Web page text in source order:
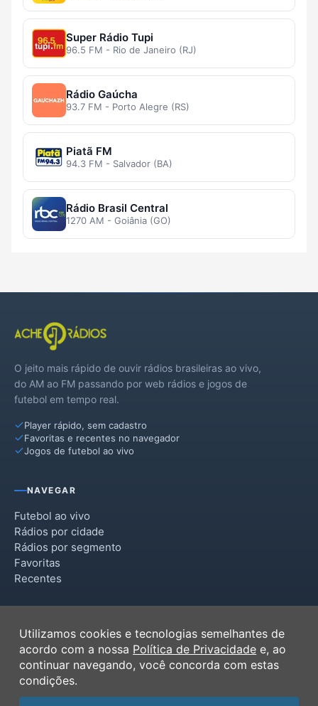
Super Rádio Tupi
96.5 FM - Rio de Janeiro (RJ)
Rádio Gaúcha
93.7 FM - Porto Alegre (RS)
Piatã FM
94.3 FM - Salvador (BA)
Rádio Brasil Central
1270 AM - Goiânia (GO)
O jeito mais rápido de ouvir rádios brasileiras ao vivo,
do AM ao FM passando por web rádios e jogos de
futebol em tempo real.
Player rápido, sem cadastro
Favoritas e recentes no navegador
Jogos de futebol ao vivo
NAVEGAR
Futebol ao vivo
Rádios por cidade
Rádios por segmento
Favoritas
Recentes
Termos de Uso
Política de Privacidade
Ferramentas
Contato
Utilizamos cookies e tecnologias semelhantes de
acordo com a nossa Política de Privacidade e, ao
continuar navegando, você concorda com estas
condições.